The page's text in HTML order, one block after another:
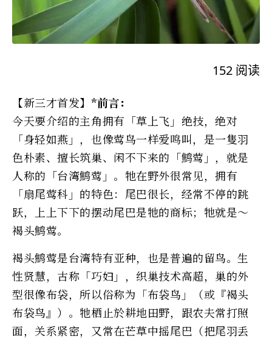
152 阅读
【新三才首发】 *前言：
今天要介绍的主角拥有「草上飞」绝技，绝对
「身轻如燕」，也像莺鸟一样爱鸣叫，是一隻羽
色朴素、擅长筑巢、闲不下来的「鹪莺」，就是
人称的「台湾鹪莺」。牠在野外很常见，拥有
「扇尾莺科」的特色：尾巴很长，经常不停的跳
跃，上上下下的摆动尾巴是牠的商标；牠就是～
褐头鹪莺。
褐头鹪莺是台湾特有亚种，也是普遍的留鸟。生
性贤慧，古称「巧妇」，织巢技术高超，巢的外
型很像布袋，所以俗称为「布袋鸟」（或『褐头
布袋鸟』）。牠栖止於耕地田野，跟农夫常打照
面，关系紧密，又常在芒草中摇尾巴（把尾羽丢